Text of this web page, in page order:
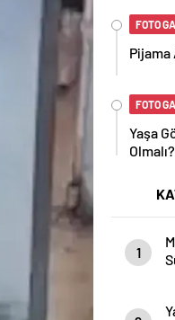
FOTO
FOTO
Yaşa
Olmalı?
1